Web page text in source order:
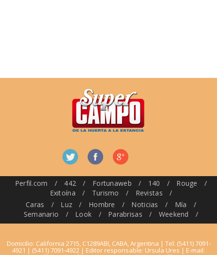
Perfil.com / 442 / Fortunaweb / 140 / Rouge
/
Exitoína
/ Turismo / Revistas
/
Caras
/ Luz / Hombre / Noticias / Mía
/
Semanario
/ Look / Parabrisas / Weekend /
Domicilio: California 2715, C1289ABI, CABA, Argentina | Tel: (5411) 7091-
4921 | (5411) 7091-4922 | Editor responsable: Ursula Ures | E-mail: